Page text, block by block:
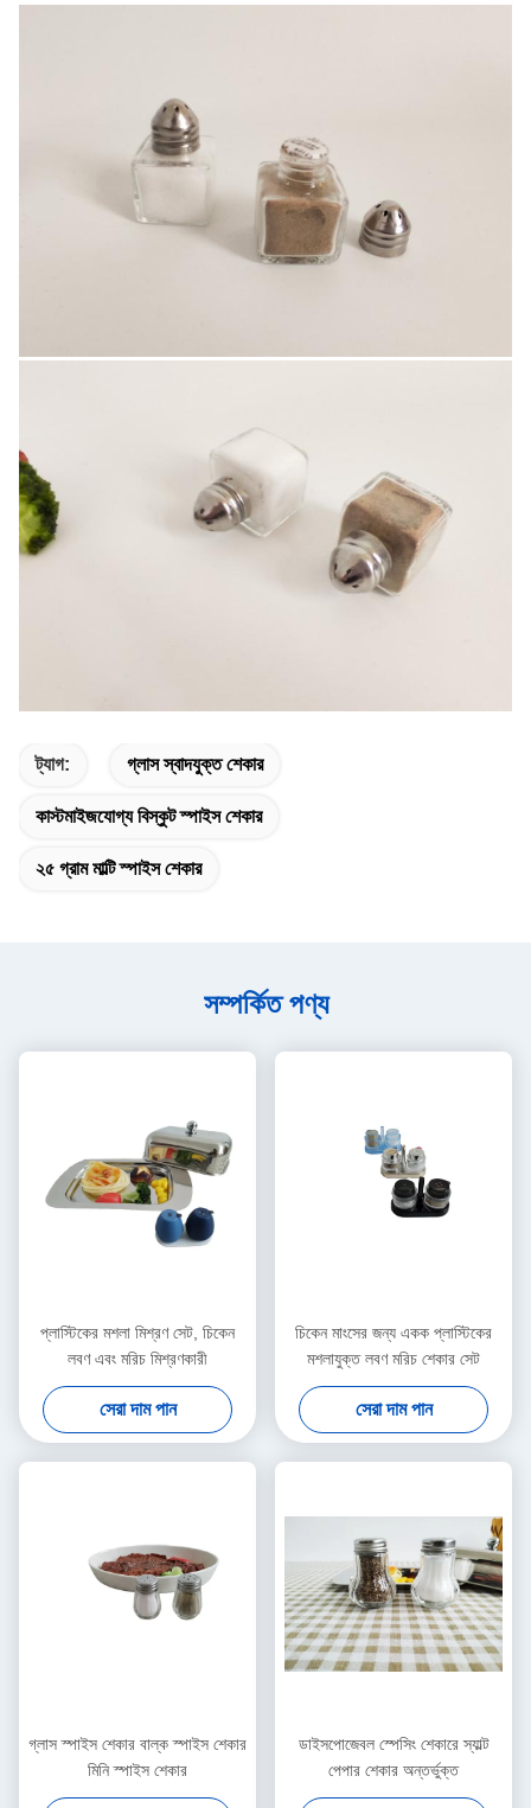
ট্যাগ: গ্লাস স্বাদযুক্ত শেকার
কাস্টমাইজযোগ্য বিস্কুট স্পাইস শেকার
২৫ গ্রাম মাল্টি স্পাইস শেকার
সম্পর্কিত পণ্য
প্লাস্টিকের মশলা মিশ্রণ সেট, চিকেন
লবণ এবং মরিচ মিশ্রণকারী
সেরা দাম পান
চিকেন মাংসের জন্য একক প্লাস্টিকের
মশলাযুক্ত লবণ মরিচ শেকার সেট
সেরা দাম পান
গ্লাস স্পাইস শেকার বাল্ক স্পাইস শেকার
মিনি স্পাইস শেকার
ডাইসপোজেবল স্পেসিং শেকারে স্যাল্ট
পেপার শেকার অন্তর্ভুক্ত